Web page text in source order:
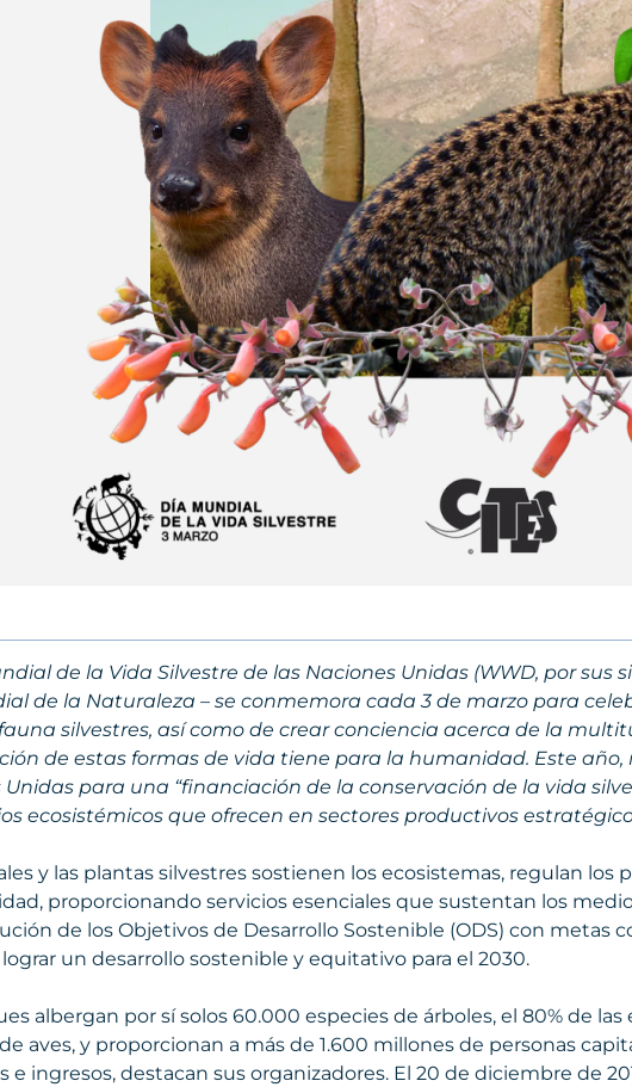
de la Vida Silvestre de las Naciones Unidas (WWD, por sus
de la Naturaleza – se conmemora cada 3 de marzo para
silvestres, así como de crear conciencia acerca de la
de estas formas de vida tiene para la humanidad. Este
Unidas para una “financiación de la conservación de la vida
ecosistémicos que ofrecen en sectores productivos
y las plantas silvestres sostienen los ecosistemas, regulan los
proporcionando servicios esenciales que sustentan los
de los Objetivos de Desarrollo Sostenible (ODS) con metas
lograr un desarrollo sostenible y equitativo para el 2030.
albergan por sí solos 60.000 especies de árboles, el 80% de las
aves, y proporcionan a más de 1.600 millones de personas
e ingresos, destacan sus organizadores. El 20 de diciembre de